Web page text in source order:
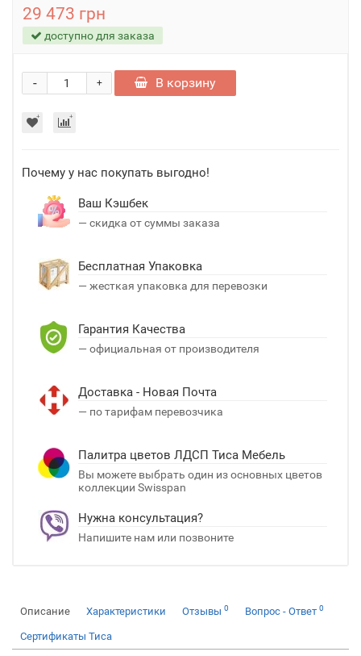
29 473 грн
доступно для заказа
+
- В корзину
Почему у нас покупать выгодно!
Ваш Кэшбек
— скидка от суммы заказа
Бесплатная Упаковка
— жесткая упаковка для перевозки
Гарантия Качества
— официальная от производителя
Доставка - Новая Почта
— по тарифам перевозчика
Палитра цветов ЛДСП Тиса Мебель
Вы можете выбрать один из основных цветов
коллекции Swisspan
Нужна консультация?
Напишите нам или позвоните
Описание Характеристики Отзывы 0 Вопрос - Ответ 0
Сертификаты Тиcа